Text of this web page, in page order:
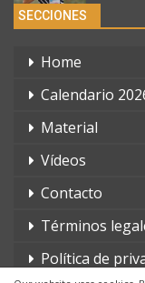
SECCIONES
Home
Calendario
Material
Vídeos
Contacto
Términos
Política de